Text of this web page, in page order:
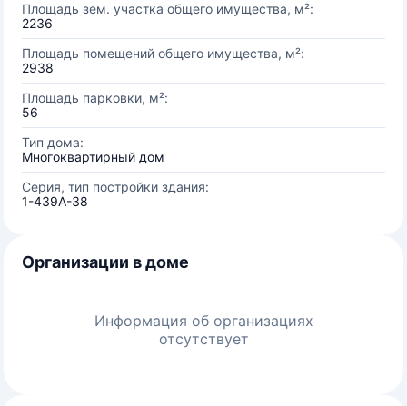
Площадь зем. участка общего имущества, м²:
2236
Площадь помещений общего имущества, м²:
2938
Площадь парковки, м²:
56
Тип дома:
Многоквартирный дом
Серия, тип постройки здания:
1-439А-38
Организации в доме
Информация об организациях
отсутствует